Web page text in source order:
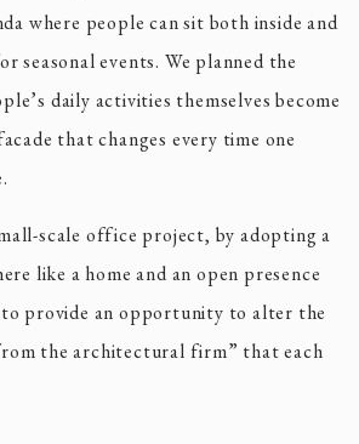
where people can sit both inside and
seasonal events. We planned the
daily activities themselves become
that changes every time one
scale office project, by adopting a
like a home and an open presence
to provide an opportunity to alter the
the architectural firm” that each